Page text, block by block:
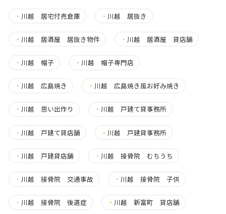
・ 川越 居宅付売倉庫 ・ 川越 居抜き
・ 川越 居酒屋 居抜き物件 ・ 川越 居酒屋 貸店舗
・ 川越 帽子 ・ 川越 帽子専門店
・ 川越 広島焼き ・ 川越 広島焼き風お好み焼き
・ 川越 思い出作り ・ 川越 戸建て貸事務所
・ 川越 戸建て貸店舗 ・ 川越 戸建貸事務所
・ 川越 戸建貸店舗 ・ 川越 接骨院 むちうち
・ 川越 接骨院 交通事故 ・ 川越 接骨院 子供
・ 川越 接骨院 後遺症 ・ 川越 新富町 貸店舗